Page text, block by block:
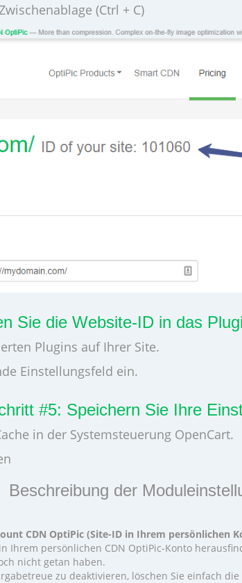
(Ctrl + C)
Sie die Website-ID in das
Plugins auf Ihrer Site.
Einstellungsfeld ein.
#5: Speichern Sie Ihre
in der Systemsteuerung OpenCart.
Beschreibung der
CDN OptiPic (Site-ID in Ihrem persönlichen
Ihrem persönlichen CDN OptiPic-Konto
nicht getan haben.
zu deaktivieren, löschen Sie einfach die